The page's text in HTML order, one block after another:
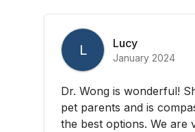
L Lucy
January 2024
Dr. Wong is wonderful!
pet parents and is
the best options. We are